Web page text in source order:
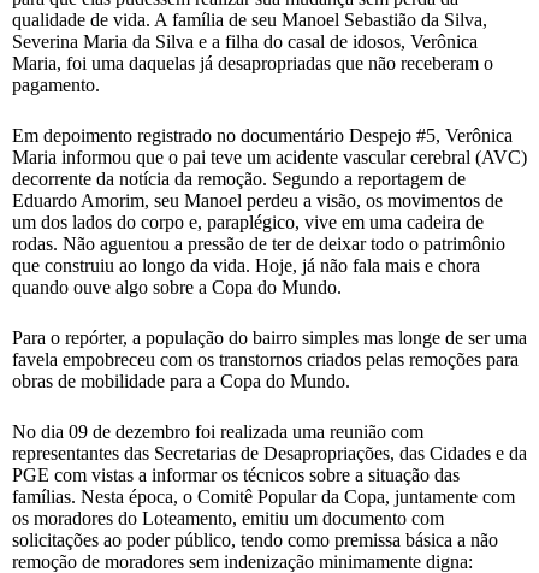
qualidade de vida. A família de seu Manoel Sebastião da Silva,
Severina Maria da Silva e a filha do casal de idosos, Verônica
Maria, foi uma daquelas já desapropriadas que não receberam o
pagamento.
Em depoimento registrado no documentário Despejo #5, Verônica
Maria informou que o pai teve um acidente vascular cerebral (AVC)
decorrente da notícia da remoção. Segundo a reportagem de
Eduardo Amorim, seu Manoel perdeu a visão, os movimentos de
um dos lados do corpo e, paraplégico, vive em uma cadeira de
rodas. Não aguentou a pressão de ter de deixar todo o patrimônio
que construiu ao longo da vida. Hoje, já não fala mais e chora
quando ouve algo sobre a Copa do Mundo.
Para o repórter, a população do bairro simples mas longe de ser uma
favela empobreceu com os transtornos criados pelas remoções para
obras de mobilidade para a Copa do Mundo.
No dia 09 de dezembro foi realizada uma reunião com
representantes das Secretarias de Desapropriações, das Cidades e da
PGE com vistas a informar os técnicos sobre a situação das
famílias. Nesta época, o Comitê Popular da Copa, juntamente com
os moradores do Loteamento, emitiu um documento com
solicitações ao poder público, tendo como premissa básica a não
remoção de moradores sem indenização minimamente digna: